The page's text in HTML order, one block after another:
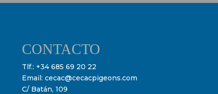
CONTACTO
Tlf.: +34 685 69 20 22
Email: cecac@cecacpigeons.com
C/ Batán, 109